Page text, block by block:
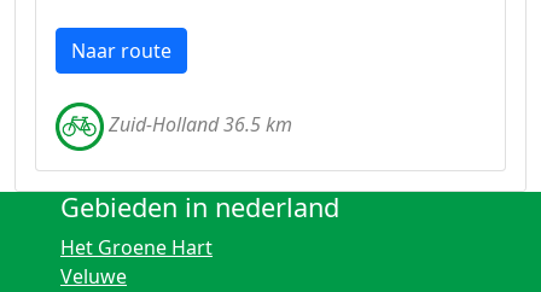
Naar route
Zuid-Holland 36.5 km
Gebieden in nederland
Het Groene Hart
Veluwe